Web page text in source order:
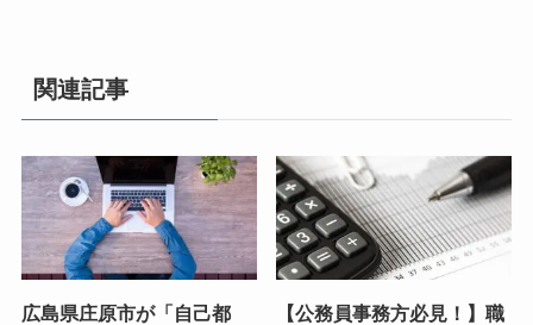
関連記事
広島県庄原市が「自己都
【公務員事務方必見！】職